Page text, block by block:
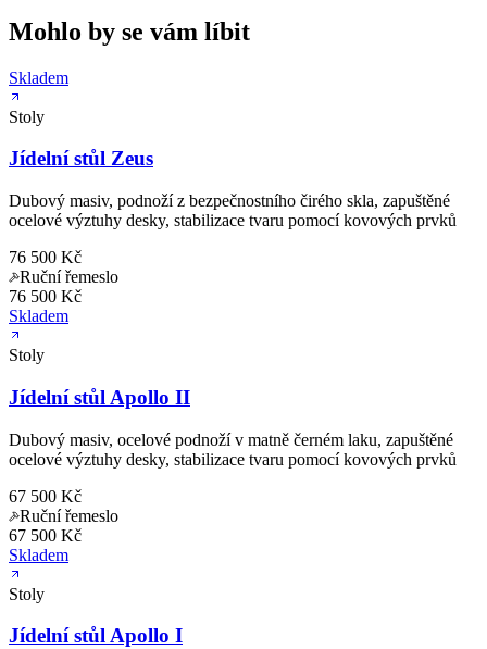
Mohlo by se vám líbit
Skladem
Stoly
Jídelní stůl Zeus
Dubový masiv, podnoží z bezpečnostního čirého skla, zapuštěné
ocelové výztuhy desky, stabilizace tvaru pomocí kovových prvků
76 500 Kč
Ruční řemeslo
76 500 Kč
Skladem
Stoly
Jídelní stůl Apollo II
Dubový masiv, ocelové podnoží v matně černém laku, zapuštěné
ocelové výztuhy desky, stabilizace tvaru pomocí kovových prvků
67 500 Kč
Ruční řemeslo
67 500 Kč
Skladem
Stoly
Jídelní stůl Apollo I